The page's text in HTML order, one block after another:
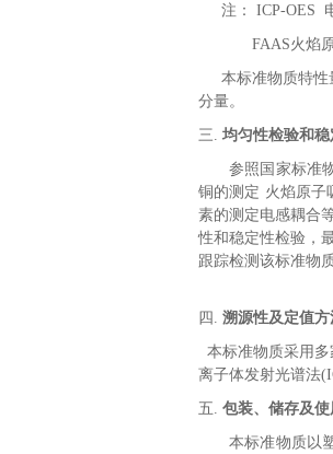
注：
ICP-OES
FAAS火焰
本标准物质特
分量。
三. 均匀性检验和
参照国家标准
铜的测定 火焰原子
素的测定电感耦合
性和稳定性检验，
跟踪检测该标准物
四. 溯源性及定值方
本标准物质采用多
离子体发射光谱法(
五. 包装、储存及使
本标准物质以